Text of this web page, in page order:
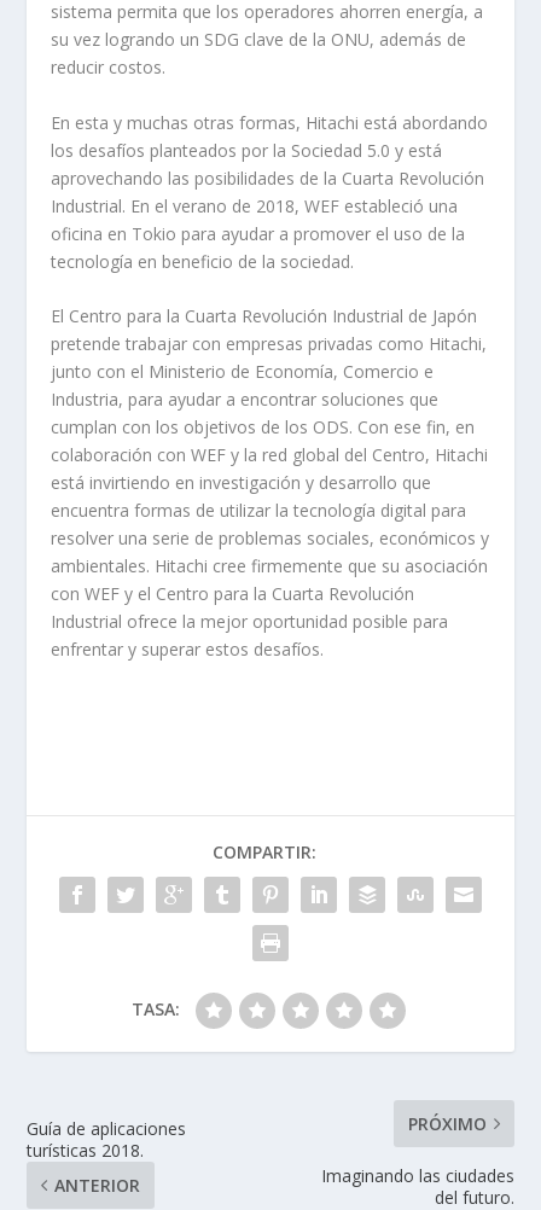
sistema permita que los operadores ahorren energía, a
su vez logrando un SDG clave de la ONU, además de
reducir costos.
En esta y muchas otras formas, Hitachi está abordando
los desafíos planteados por la Sociedad 5.0 y está
aprovechando las posibilidades de la Cuarta Revolución
Industrial. En el verano de 2018, WEF estableció una
oficina en Tokio para ayudar a promover el uso de la
tecnología en beneficio de la sociedad.
El Centro para la Cuarta Revolución Industrial de Japón
pretende trabajar con empresas privadas como Hitachi,
junto con el Ministerio de Economía, Comercio e
Industria, para ayudar a encontrar soluciones que
cumplan con los objetivos de los ODS. Con ese fin, en
colaboración con WEF y la red global del Centro, Hitachi
está invirtiendo en investigación y desarrollo que
encuentra formas de utilizar la tecnología digital para
resolver una serie de problemas sociales, económicos y
ambientales. Hitachi cree firmemente que su asociación
con WEF y el Centro para la Cuarta Revolución
Industrial ofrece la mejor oportunidad posible para
enfrentar y superar estos desafíos.
COMPARTIR:
TASA:
Guía de aplicaciones
turísticas 2018.
ANTERIOR
PRÓXIMO
Imaginando las ciudades
del futuro.